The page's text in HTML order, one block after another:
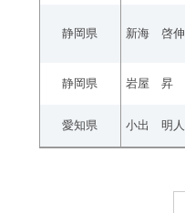
静岡県 新海 啓伸
静岡県 岩屋 昇
愛知県 小出 明人